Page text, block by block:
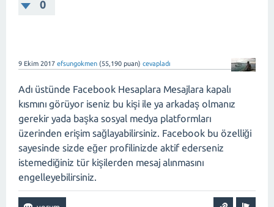
0
9 Ekim 2017 efsungokmen (55,190 puan) cevapladı
Adı üstünde Facebook Hesaplara Mesajlara kapalı
kısmını görüyor iseniz bu kişi ile ya arkadaş olmanız
gerekir yada başka sosyal medya platformları
üzerinden erişim sağlayabilirsiniz. Facebook bu özelliği
sayesinde sizde eğer profilinizde aktif ederseniz
istemediğiniz tür kişilerden mesaj alınmasını
engelleyebilirsiniz.